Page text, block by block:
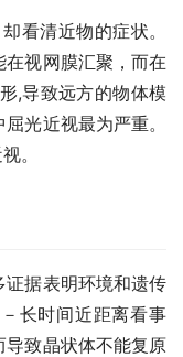
看清近物的症状。
视网膜汇聚，而在
,导致远方的物体模
光近视最为严重。
。
据表明环境和遗传
长时间近距离看事
致晶状体不能复原